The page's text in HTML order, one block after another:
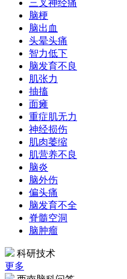
三叉神经痛
脑梗
脑出血
头晕头痛
智力低下
脑发育不良
肌张力
抽搐
面瘫
重症肌无力
神经损伤
肌肉萎缩
肌营养不良
脑炎
脑外伤
偏头痛
脑发育不全
脊髓空洞
脑肿瘤
科研技术
更多